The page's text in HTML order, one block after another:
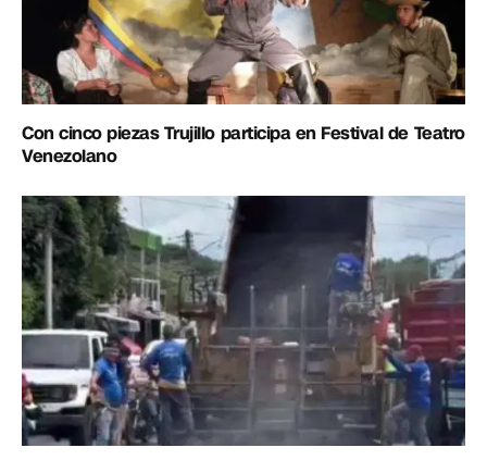
Con cinco piezas Trujillo participa en Festival de Teatro
Venezolano